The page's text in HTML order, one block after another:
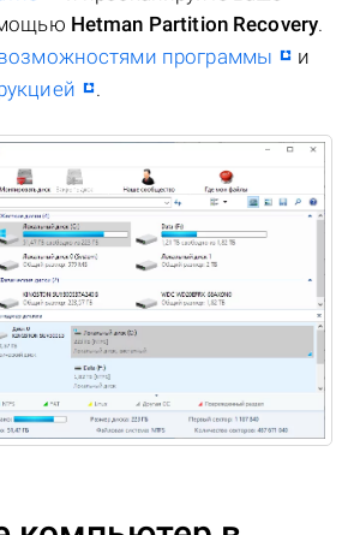
Hetman Partition Recovery.
программы
и
.